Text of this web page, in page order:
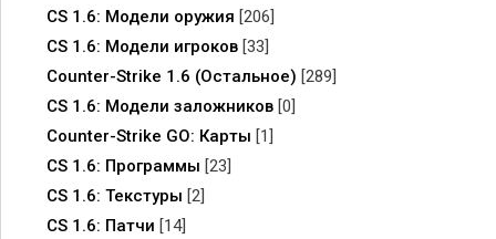
CS 1.6: Модели оружия [206]
CS 1.6: Модели игроков [33]
Counter-Strike 1.6 (Остальное) [289]
CS 1.6: Модели заложников [0]
Counter-Strike GO: Карты [1]
CS 1.6: Программы [23]
CS 1.6: Текстуры [2]
CS 1.6: Патчи [14]